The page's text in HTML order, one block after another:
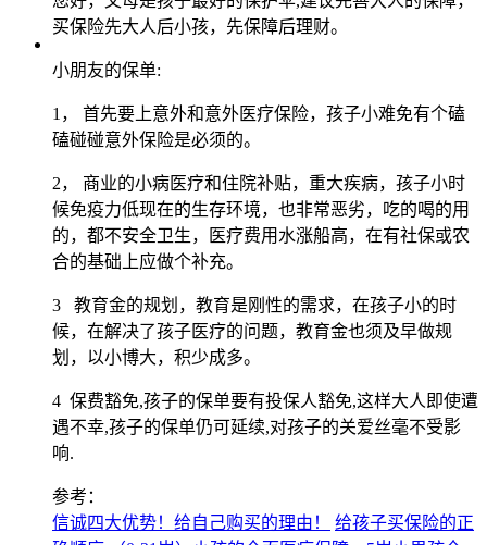
买保险先大人后小孩，先保障后理财。
小朋友的保单:
1， 首先要上意外和意外医疗保险，孩子小难免有个磕
磕碰碰意外保险是必须的。
2， 商业的小病医疗和住院补贴，重大疾病，孩子小时
候免疫力低现在的生存环境，也非常恶劣，吃的喝的用
的，都不安全卫生，医疗费用水涨船高，在有社保或农
合的基础上应做个补充。
3 教育金的规划，教育是刚性的需求，在孩子小的时
候，在解决了孩子医疗的问题，教育金也须及早做规
划，以小博大，积少成多。
4 保费豁免,孩子的保单要有投保人豁免,这样大人即使遭
遇不幸,孩子的保单仍可延续,对孩子的关爱丝毫不受影
响.
参考：
信诚四大优势！给自己购买的理由！
给孩子买保险的正